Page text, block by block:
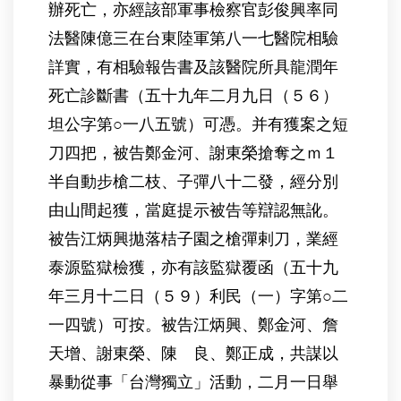
辦死亡，亦經該部軍事檢察官彭俊興率同
法醫陳億三在台東陸軍第八一七醫院相驗
詳實，有相驗報告書及該醫院所具龍潤年
死亡診斷書（五十九年二月九日（５６）
坦公字第○一八五號）可憑。并有獲案之短
刀四把，被告鄭金河、謝東榮搶奪之ｍ１
半自動步槍二枝、子彈八十二發，經分別
由山間起獲，當庭提示被告等辯認無訛。
被告江炳興拋落桔子園之槍彈剌刀，業經
泰源監獄檢獲，亦有該監獄覆函（五十九
年三月十二日（５９）利民（一）字第○二
一四號）可按。被告江炳興、鄭金河、詹
天增、謝東榮、陳 良、鄭正成，共謀以
暴動從事「台灣獨立」活動，二月一日舉